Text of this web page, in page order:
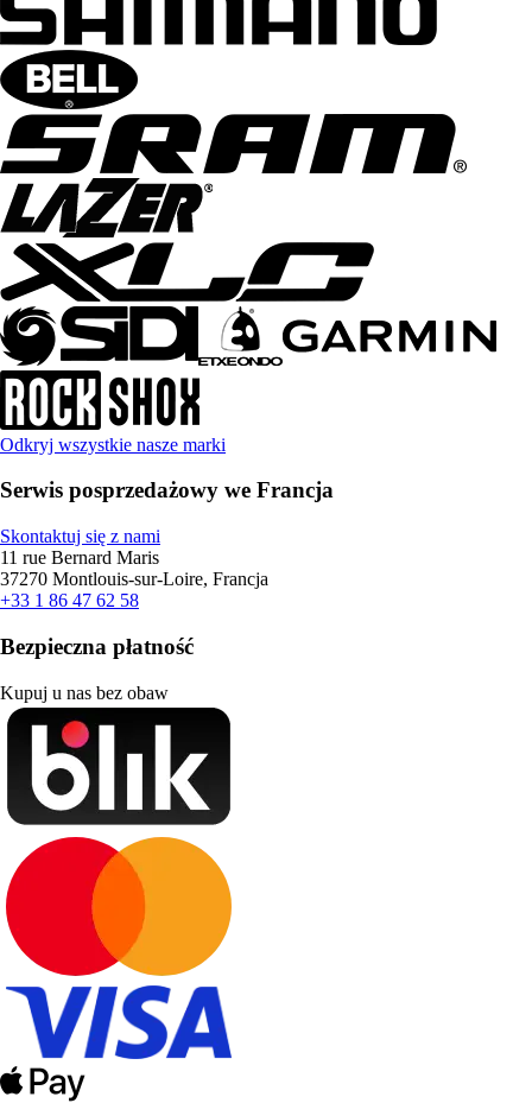
Odkryj wszystkie nasze marki
Serwis posprzedażowy we Francja
Skontaktuj się z nami
11 rue Bernard Maris
37270 Montlouis-sur-Loire, Francja
+33 1 86 47 62 58
Bezpieczna płatność
Kupuj u nas bez obaw